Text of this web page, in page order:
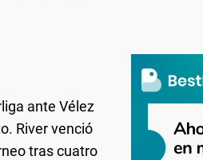
ante Vélez
River venció
tras cuatro